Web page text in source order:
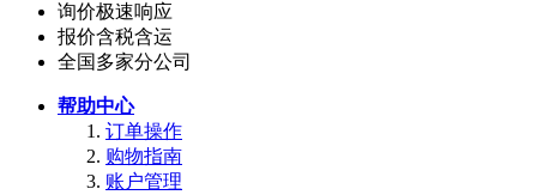
询价极速响应
报价含税含运
全国多家分公司
帮助中心
订单操作
购物指南
账户管理